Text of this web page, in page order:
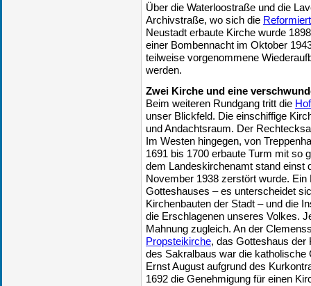
Über die Waterloostraße und die
Archivstraße, wo sich die
Neustadt erbaute Kirche wurde
einer Bombennacht im Oktober
teilweise vorgenommene
werden.
Zwei Kirche und eine
Beim weiteren Rundgang tritt die
unser Blickfeld. Die einschiffige
und Andachtsraum. Der
Im Westen hingegen, von
1691 bis 1700 erbaute Turm mit so
dem Landeskirchenamt stand einst
November 1938 zerstört wurde.
Gotteshauses – es unterscheidet
Kirchenbauten der Stadt – und die
die Erschlagenen unseres Volkes.
Mahnung zugleich. An der
Propsteikirche, das Gotteshaus der
des Sakralbaus war die
Ernst August aufgrund des
1692 die Genehmigung für einen